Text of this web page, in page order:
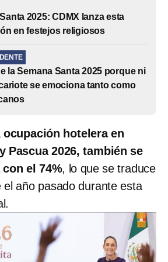
2025: CDMX lanza esta
en festejos religiosos
la Semana Santa 2025 porque ni
se emociona tanto como
ocupación hotelera en
Pascua 2026, también se
el 74%, lo que se traduce
año pasado durante esta